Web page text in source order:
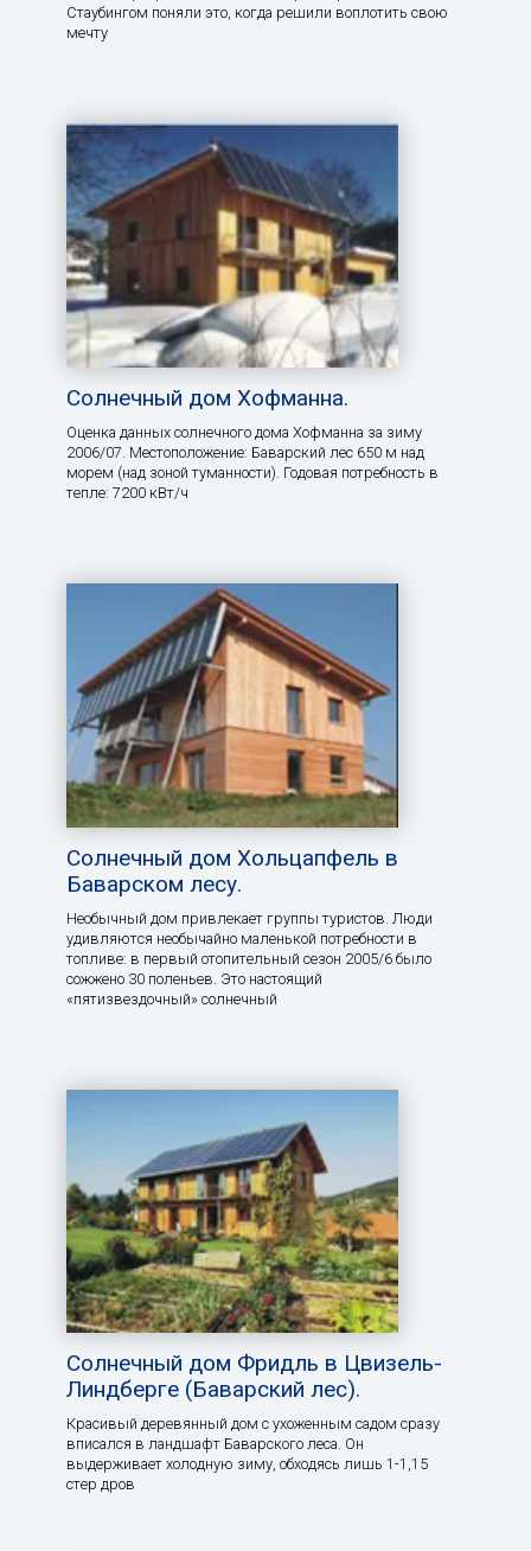
Стаубингом поняли это, когда решили воплотить свою
мечту
Солнечный дом Хофманна.
Оценка данных солнечного дома Хофманна за зиму
2006/07. Местоположение: Баварский лес 650 м над
морем (над зоной туманности). Годовая потребность в
тепле: 7200 кВт/ч
Солнечный дом Хольцапфель в
Баварском лесу.
Необычный дом привлекает группы туристов. Люди
удивляются необычайно маленькой потребности в
топливе: в первый отопительный сезон 2005/6 было
сожжено 30 поленьев. Это настоящий
«пятизвездочный» солнечный
Солнечный дом Фридль в Цвизель-
Линдберге (Баварский лес).
Красивый деревянный дом с ухоженным садом сразу
вписался в ландшафт Баварского леса. Он
выдерживает холодную зиму, обходясь лишь 1-1,15
стер дров